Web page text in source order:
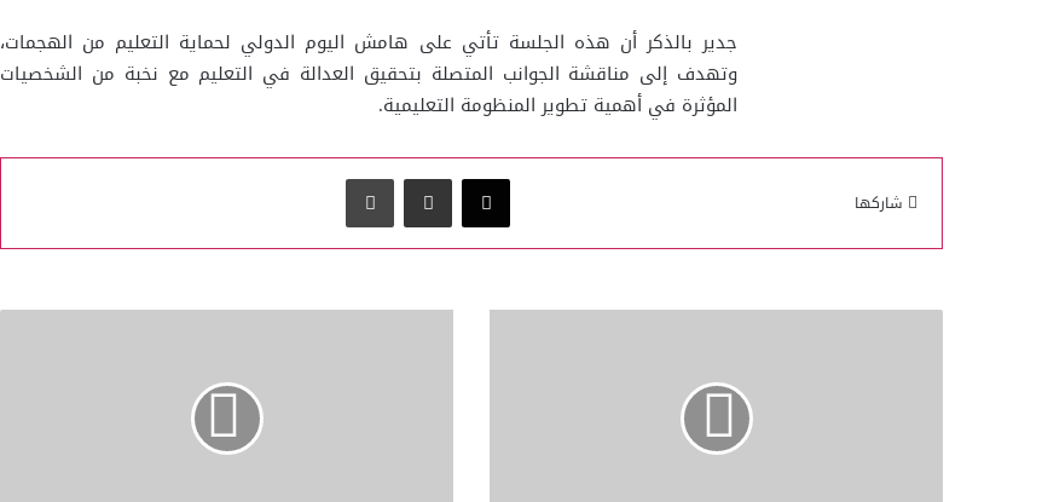
جدير بالذكر أن هذه الجلسة تأتي على هامش اليوم الدولي لحماية التعليم من الهجمات،
وتهدف إلى مناقشة الجوانب المتصلة بتحقيق العدالة في التعليم مع نخبة من الشخصيات
المؤثرة في أهمية تطوير المنظومة التعليمية.
شاركها
‫X مشاركة عبر البريد طباعة
الهلال دولة